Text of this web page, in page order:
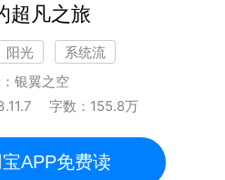
超凡之旅
阳光
系统流
银翼之空
字数： 155.8万
APP免费读